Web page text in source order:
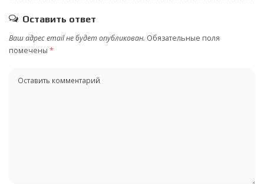
Оставить ответ
Ваш адрес email не будет опубликован. Обязательные поля
помечены *